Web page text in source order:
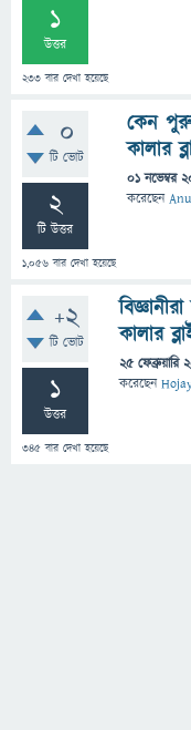
1
উত্তর
233 বার দেখা হয়েছে
0
টি ভোট
2
টি উত্তর
1,056 বার দেখা হয়েছে
কেন
কালার
01 নভেম্বর
করেছেন
+2
টি ভোট
1
উত্তর
345 বার দেখা হয়েছে
কালার
25 ফেব্রুয়ারি
করেছেন